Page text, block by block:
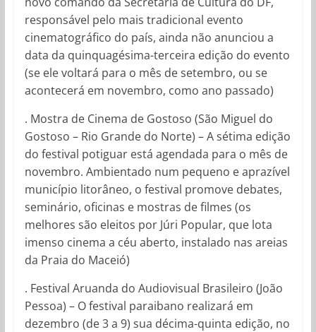
responsável pelo mais tradicional evento
cinematográfico do país, ainda não anunciou a
data da quinquagésima-terceira edição do evento
(se ele voltará para o mês de setembro, ou se
acontecerá em novembro, como ano passado)
. Mostra de Cinema de Gostoso (São Miguel do
Gostoso – Rio Grande do Norte) – A sétima edição
do festival potiguar está agendada para o mês de
novembro. Ambientado num pequeno e aprazível
município litorâneo, o festival promove debates,
seminário, oficinas e mostras de filmes (os
melhores são eleitos por Júri Popular, que lota
imenso cinema a céu aberto, instalado nas areias
da Praia do Maceió)
. Festival Aruanda do Audiovisual Brasileiro (João
Pessoa) – O festival paraibano realizará em
dezembro (de 3 a 9) sua décima-quinta edição, no